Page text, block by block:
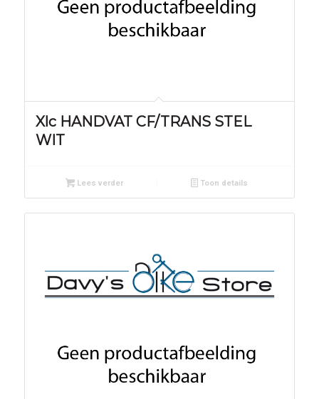
Xlc HANDVAT CF/TRANS STEL
WIT
Lees verder Toon details